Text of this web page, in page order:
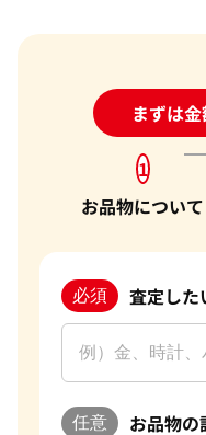
まずは
24時間受付
1
お品物について
必須 査定した
任意 お品物の